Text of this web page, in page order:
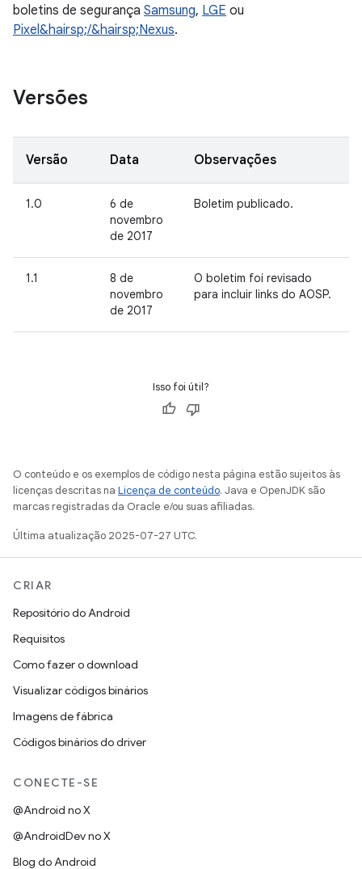
boletins de segurança Samsung, LGE ou
Pixel&hairsp;/&hairsp;Nexus.
Versões
Versão Data Observações
1.0
6 de
novembro
de 2017
Boletim publicado.
1.1
8 de
novembro
de 2017
O boletim foi revisado
para incluir links do AOSP.
Isso foi útil?
O conteúdo e os exemplos de código nesta página estão sujeitos às
licenças descritas na Licença de conteúdo. Java e OpenJDK são
marcas registradas da Oracle e/ou suas afiliadas.
Última atualização 2025-07-27 UTC.
CRIAR
Repositório do Android
Requisitos
Como fazer o download
Visualizar códigos binários
Imagens de fábrica
Códigos binários do driver
CONECTE-SE
@Android no X
@AndroidDev no X
Blog do Android